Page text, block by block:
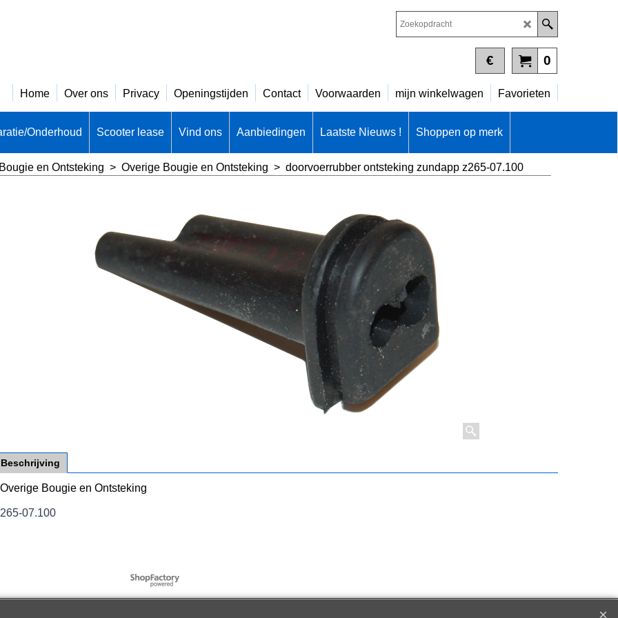
0
€
Home Over ons Privacy Openingstijden Contact Voorwaarden mijn winkelwagen Favorieten
Onderhoud Scooter lease Vind ons Aanbiedingen Laatste Nieuws ! Shoppen op merk
Bougie en Ontsteking > Overige Bougie en Ontsteking > doorvoerrubber ontsteking zundapp z265-07.100
Beschrijving
Overige Bougie en Ontsteking
265-07.100
Webwinkel gemaakt met
ShopFactory webwinkel